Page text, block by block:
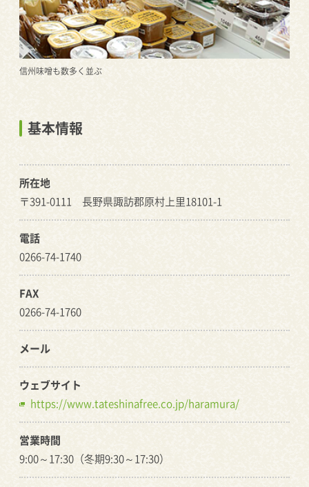
信州味噌も数多く並ぶ
基本情報
所在地
〒391-0111 長野県諏訪郡原村上里18101-1
電話
0266-74-1740
FAX
0266-74-1760
メール
ウェブサイト
https://www.tateshinafree.co.jp/haramura/
営業時間
9:00～17:30（冬期9:30～17:30）